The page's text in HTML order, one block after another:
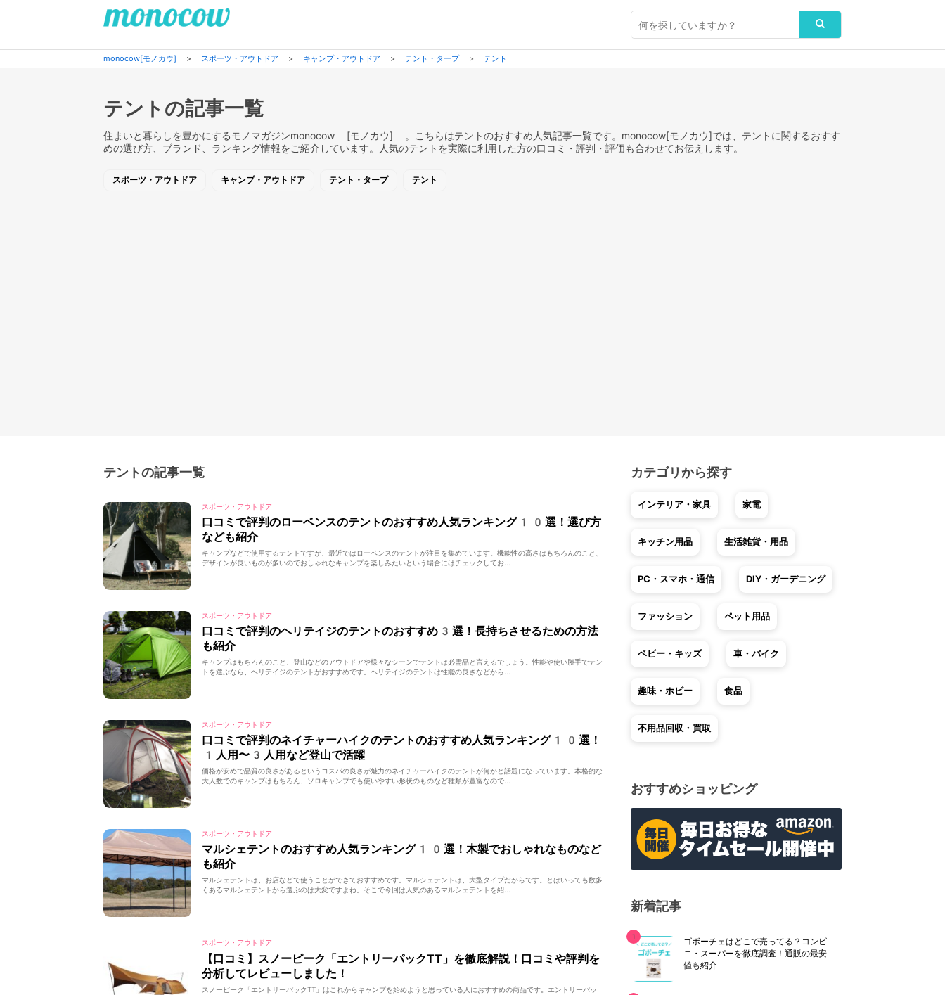
monocow[モノカウ] > スポーツ・アウトドア > キャンプ・アウトドア > テント・タープ> テント
テントの記事一覧
住まいと暮らしを豊かにするモノマガジンmonocow [モノカウ] 。こちらはテントのおすすめ人気記事一覧です。monocow[モノカウ]では、テントに関するおすす
めの選び方、ブランド、ランキング情報をご紹介しています。人気のテントを実際に利用した方の口コミ・評判・評価も合わせてお伝えします。
スポーツ・アウトドア キャンプ・アウトドア テント・タープ テント
テントの記事一覧
スポーツ・アウトドア
口コミで評判のローベンスのテントのおすすめ人気ランキング10選！選び方
なども紹介
キャンプなどで使用するテントですが、最近ではローベンスのテントが注目を集めています。機能性の高さはもちろんのこと、
デザインが良いものが多いのでおしゃれなキャンプを楽しみたいという場合にはチェックしてお...
スポーツ・アウトドア
口コミで評判のヘリテイジのテントのおすすめ3選！長持ちさせるための方法
も紹介
キャンプはもちろんのこと、登山などのアウトドアや様々なシーンでテントは必需品と言えるでしょう。性能や使い勝手でテン
トを選ぶなら、ヘリテイジのテントがおすすめです。ヘリテイジのテントは性能の良さなどから...
スポーツ・アウトドア
口コミで評判のネイチャーハイクのテントのおすすめ人気ランキング10選！
1人用〜3人用など登山で活躍
価格が安めで品質の良さがあるというコスパの良さが魅力のネイチャーハイクのテントが何かと話題になっています。本格的な
大人数でのキャンプはもちろん、ソロキャンプでも使いやすい形状のものなど種類が豊富なので...
スポーツ・アウトドア
マルシェテントのおすすめ人気ランキング10選！木製でおしゃれなものなど
も紹介
マルシェテントは、お店などで使うことができておすすめです。マルシェテントは、大型タイプだからです。とはいっても数多
くあるマルシェテントから選ぶのは大変ですよね。そこで今回は人気のあるマルシェテントを紹...
スポーツ・アウトドア
【口コミ】スノーピーク「エントリーパックTT」を徹底解説！口コミや評判を
分析してレビューしました！
スノーピーク「エントリーパックTT」はこれからキャンプを始めようと思っている人におすすめの商品です。エントリーパッ
カテゴリから探す
インテリア・家具 家電
キッチン用品 生活雑貨・用品
PC・スマホ・通信 DIY・ガーデニング
ファッション ペット用品
ベビー・キッズ 車・バイク
趣味・ホビー 食品
不用品回収・買取
おすすめショッピング
新着記事
ゴボーチェはどこで売ってる？コンビ
ニ・スーパーを徹底調査！通販の最安
値も紹介